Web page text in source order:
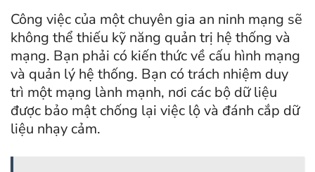
Công việc của một chuyên gia an ninh mạng sẽ
không thể thiếu kỹ năng quản trị hệ thống và
mạng. Bạn phải có kiến thức về cấu hình mạng
và quản lý hệ thống. Bạn có trách nhiệm duy
trì một mạng lành mạnh, nơi các bộ dữ liệu
được bảo mật chống lại việc lộ và đánh cắp dữ
liệu nhạy cảm.